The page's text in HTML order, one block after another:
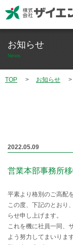
お知らせ
News
TOP お知らせ
2022.05.09
営業本部事務所
平素より格別のご高配
この度、下記のとおり
らせ申し上げます。
これを機に社員一同、
よう努力してまいりま